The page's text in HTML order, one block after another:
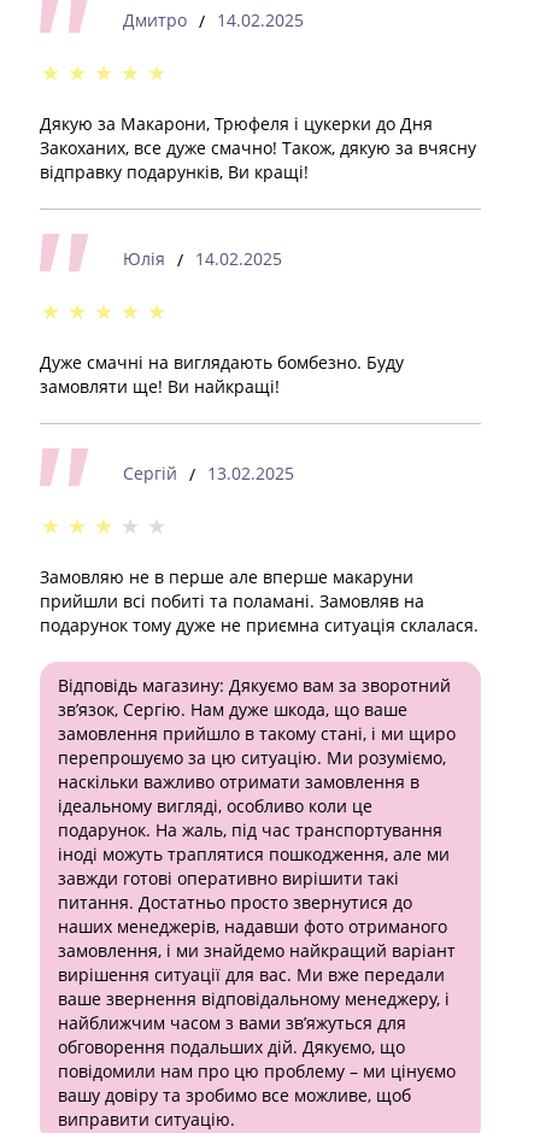
Дмитро / 14.02.2025
★ ★ ★ ★ ★
Дякую за Макарони, Трюфеля і цукерки до Дня
Закоханих, все дуже смачно! Також, дякую за вчясну
відправку подарунків, Ви кращі!
Юлія / 14.02.2025
★ ★ ★ ★ ★
Дуже смачні на виглядають бомбезно. Буду
замовляти ще! Ви найкращі!
Сергій / 13.02.2025
★ ★ ★ ★ ★
Замовляю не в перше але вперше макаруни
прийшли всі побиті та поламані. Замовляв на
подарунок тому дуже не приємна ситуація склалася.
Відповідь магазину: Дякуємо вам за зворотний
зв’язок, Сергію. Нам дуже шкода, що ваше
замовлення прийшло в такому стані, і ми щиро
перепрошуємо за цю ситуацію. Ми розуміємо,
наскільки важливо отримати замовлення в
ідеальному вигляді, особливо коли це
подарунок. На жаль, під час транспортування
іноді можуть траплятися пошкодження, але ми
завжди готові оперативно вирішити такі
питання. Достатньо просто звернутися до
наших менеджерів, надавши фото отриманого
замовлення, і ми знайдемо найкращий варіант
вирішення ситуації для вас. Ми вже передали
ваше звернення відповідальному менеджеру, і
найближчим часом з вами зв’яжуться для
обговорення подальших дій. Дякуємо, що
повідомили нам про цю проблему – ми цінуємо
вашу довіру та зробимо все можливе, щоб
виправити ситуацію.